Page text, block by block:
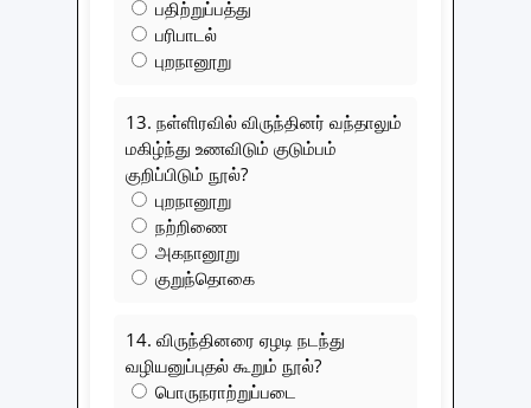
பதிற்றுப்பத்து
பரிபாடல்
புறநானூறு
13. நள்ளிரவில் விருந்தினர் வந்தாலும்
மகிழ்ந்து உணவிடும் குடும்பம்
குறிப்பிடும் நூல்?
புறநானூறு
நற்றிணை
அகநானூறு
குறுந்தொகை
14. விருந்தினரை ஏழடி நடந்து
வழியனுப்புதல் கூறும் நூல்?
பொருநராற்றுப்படை